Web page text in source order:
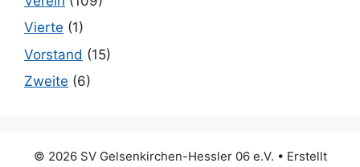
Vierte (1)
Vorstand (15)
Zweite (6)
© 2026 SV Gelsenkirchen-Hessler 06 e.V. • Erstellt